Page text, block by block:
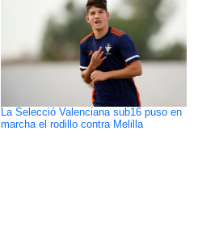
La Selecció Valenciana sub16 puso en
marcha el rodillo contra Melilla